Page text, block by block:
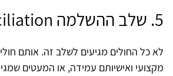
5. שלב ההשלמה reconciliation
לא כל החולים מגיעים לשלב זה. אותם
מקצועי ואישיותם עמידה, או המעטים